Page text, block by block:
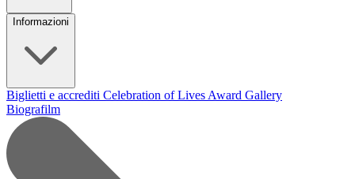
Informazioni
Biglietti e accrediti Celebration of Lives Award Gallery
Biografilm